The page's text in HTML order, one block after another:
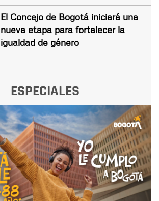
El Concejo de Bogotá iniciará una
nueva etapa para fortalecer la
igualdad de género
ESPECIALES